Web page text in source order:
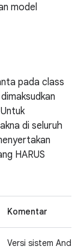
model
pada class
di seluruh
HARUS
Komentar
Versi sistem